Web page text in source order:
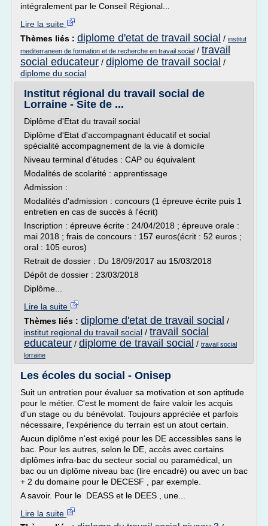
intégralement par le Conseil Régional...
Lire la suite
Thèmes liés : diplome d'etat de travail social / institut
mediterraneen de formation et de recherche en travail social / travail
social educateur / diplome de travail social /
diplome du social
Institut régional du travail social de
Lorraine - Site de ...
Diplôme d'Etat du travail social
Diplôme d'Etat d'accompagnant éducatif et social
spécialité accompagnement de la vie à domicile
Niveau terminal d'études : CAP ou équivalent
Modalités de scolarité : apprentissage
Admission :
Modalités d'admission : concours (1 épreuve écrite puis 1
entretien en cas de succès à l'écrit)
Inscription : épreuve écrite : 24/04/2018 ; épreuve orale :
mai 2018 ; frais de concours : 157 euros(écrit : 52 euros ;
oral : 105 euros)
Retrait de dossier : Du 18/09/2017 au 15/03/2018
Dépôt de dossier : 23/03/2018
Diplôme...
Lire la suite
Thèmes liés : diplome d'etat de travail social /
institut regional du travail social / travail social
educateur / diplome de travail social / travail social
lorraine
Les écoles du social - Onisep
Suit un entretien pour évaluer sa motivation et son aptitude
pour le métier. C'est le moment de faire valoir les acquis
d'un stage ou du bénévolat. Toujours appréciée et parfois
nécessaire, l'expérience du terrain est un atout certain.
Aucun diplôme n'est exigé pour les DE accessibles sans le
bac. Pour les autres, selon le DE, accès avec certains
diplômes infra-bac du secteur social ou paramédical, un
bac ou un diplôme niveau bac (lire encadré) ou avec un bac
+ 2 du domaine pour le DECESF , par exemple.
A savoir. Pour le DEASS et le DEES , une...
Lire la suite